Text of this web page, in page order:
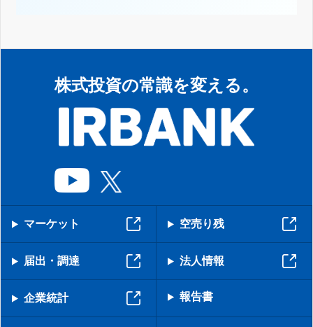
株式投資の常識を変える。
マーケット 空売り残
届出・調達 法人情報
企業統計 報告書